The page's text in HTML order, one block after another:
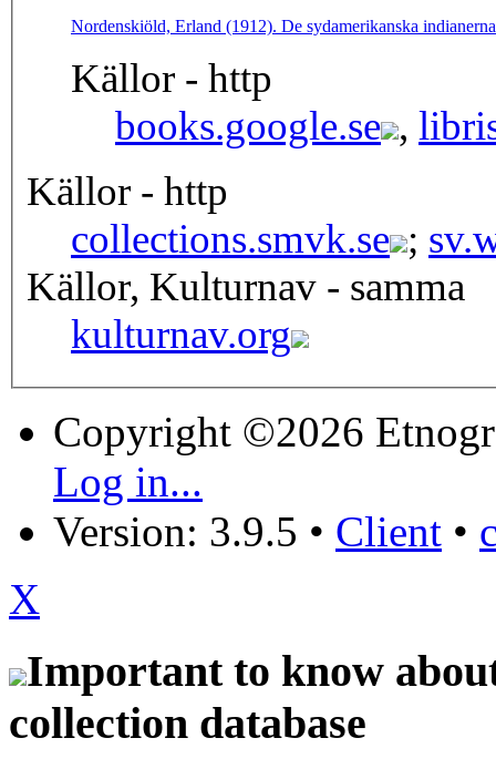
Nordenskiöld, Erland (1912). De sydamerikanska
Källor - http
books.google.se ,
Källor - http
collections.smvk.se ;
Källor, Kulturnav - samma
kulturnav.org
Copyright ©2026
Log in...
Version: 3.9.5 • Client •
X
Important to know
collection database